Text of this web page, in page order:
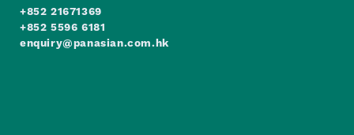
+852 21671369
+852 5596 6181
enquiry@panasian.com.hk